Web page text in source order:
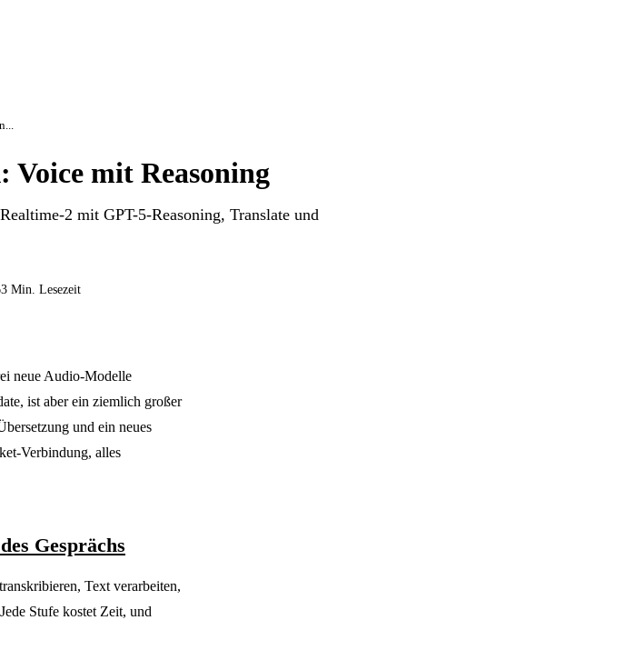
mit Reasoning
2 mit GPT-5-Reasoning, Translate und
3 Min. Lesezeit
neue Audio-Modelle
ist aber ein ziemlich großer
und ein neues
Verbindung, alles
Gesprächs
Text verarbeiten,
Stufe kostet Zeit, und